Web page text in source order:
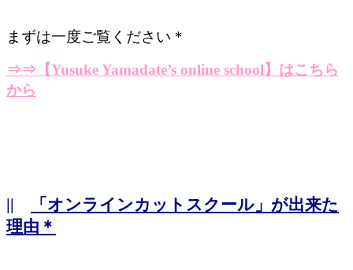
まずは一度ご覧ください＊
⇒⇒ 【Yusuke Yamadate’s online school】はこちら
から
||
「オンラインカットスクール」が出来た
理由＊